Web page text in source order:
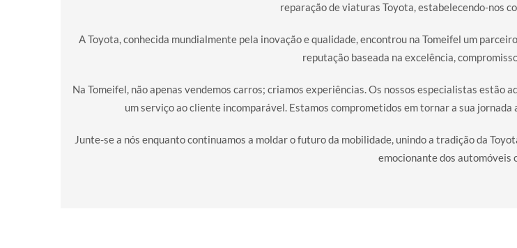
reparação de viaturas Toyota, estabelecendo-nos
A Toyota, conhecida mundialmente pela inovação e qualidade, encontrou na Tomeifel um
reputação baseada na excelência,
Na Tomeifel, não apenas vendemos carros; criamos experiências. Os nossos especialistas estão
um serviço ao cliente incomparável. Estamos comprometidos em tornar a sua
Junte-se a nós enquanto continuamos a moldar o futuro da mobilidade, unindo a tradição da
emocionante dos automóveis